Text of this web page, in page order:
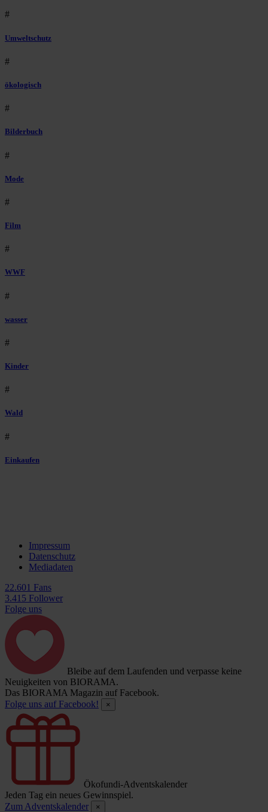
#
Umweltschutz
#
ökologisch
#
Bilderbuch
#
Mode
#
Film
#
WWF
#
wasser
#
Kinder
#
Wald
#
Einkaufen
Impressum
Datenschutz
Mediadaten
22.601 Fans
3.415 Follower
Folge uns
Bleibe auf dem Laufenden und verpasse keine
Neuigkeiten von BIORAMA.
Das BIORAMA Magazin auf Facebook.
Folge uns auf Facebook!
×
Ökofundi-Adventskalender
Jeden Tag ein neues Gewinnspiel.
Zum Adventskalender
×